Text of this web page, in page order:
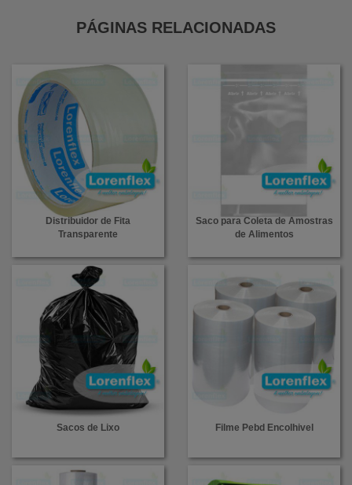
PÁGINAS RELACIONADAS
Distribuidor de Fita
Transparente
Saco para Coleta de Amostras
de Alimentos
Sacos de Lixo Filme Pebd Encolhivel